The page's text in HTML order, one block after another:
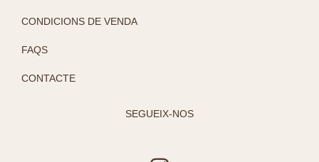
CONDICIONS DE VENDA
FAQS
CONTACTE
SEGUEIX-NOS
I